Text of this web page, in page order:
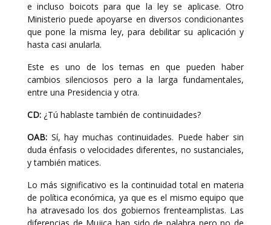
e incluso boicots para que la ley se aplicase. Otro
Ministerio puede apoyarse en diversos condicionantes
que pone la misma ley, para debilitar su aplicación y
hasta casi anularla.
Este es uno de los temas en que pueden haber
cambios silenciosos pero a la larga fundamentales,
entre una Presidencia y otra.
CD: ¿Tú hablaste también de continuidades?
OAB: Sí, hay muchas continuidades. Puede haber sin
duda énfasis o velocidades diferentes, no sustanciales,
y también matices.
Lo más significativo es la continuidad total en materia
de política económica, ya que es el mismo equipo que
ha atravesado los dos gobiernos frenteamplistas. Las